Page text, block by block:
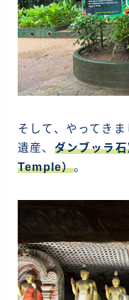
そして、やってき
遺産、 ダンブッラ
Temple）。